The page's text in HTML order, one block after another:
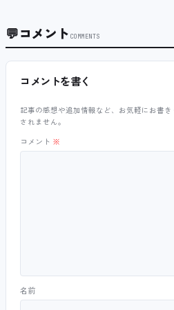
💬コメント COMMENTS
コメントを書く
記事の感想や追加情報など、お気軽にお書
されません。
コメント ※
名前